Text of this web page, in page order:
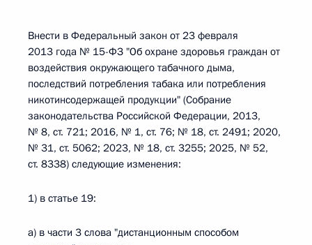
Внести в Федеральный закон от 23 февраля
2013 года № 15-ФЗ "Об охране здоровья граждан от
воздействия окружающего табачного дыма,
последствий потребления табака или потребления
никотинсодержащей продукции" (Собрание
законодательства Российской Федерации, 2013,
№ 8, ст. 721; 2016, № 1, ст. 76; № 18, ст. 2491; 2020,
№ 31, ст. 5062; 2023, № 18, ст. 3255; 2025, № 52,
ст. 8338) следующие изменения:
1) в статье 19:
а) в части 3 слова "дистанционным способом